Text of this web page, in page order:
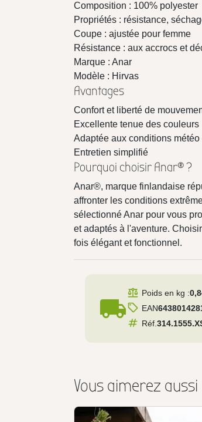
Composition : 100% polyester
Propriétés : résistance,
Coupe : ajustée pour femme
Résistance : aux accrocs et
Marque : Anar
Modèle : Hirvas
Avantages
Confort et liberté de
Excellente tenue des couleurs
Adaptée aux conditions
Entretien simplifié
Pourquoi choisir Anar® ?
Anar®, marque finlandaise
affronter les conditions
sélectionné Anar pour vous
et adaptés à l'aventure.
fois élégant et fonctionnel.
local_shipping
Poids en kg :
EAN
Réf.
Vous aimerez aussi